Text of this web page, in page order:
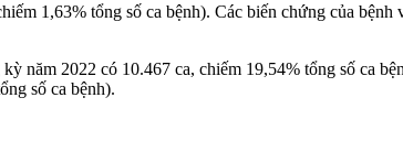
1,63% tổng số ca bệnh). Các biến chứng của
năm 2022 có 10.467 ca, chiếm 19,54% tổng số ca
số ca bệnh).